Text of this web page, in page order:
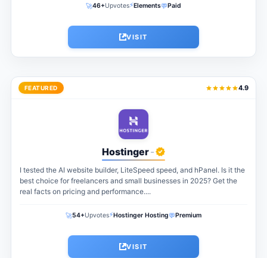
🚀46+Upvotes⚡Elements💬Paid
VISIT
FEATURED 4.9
Hostinger-
I tested the AI website builder, LiteSpeed speed, and hPanel. Is it the
best choice for freelancers and small businesses in 2025? Get the
real facts on pricing and performance....
🚀54+Upvotes⚡Hostinger Hosting💬Premium
VISIT